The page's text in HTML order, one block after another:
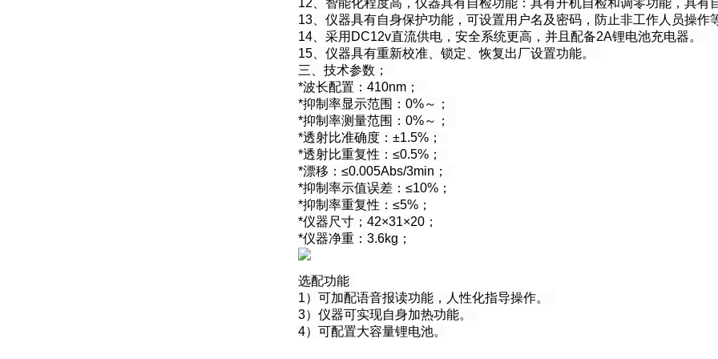
12、智能化程度高，仪器具有自检功能：具有开机自检和调零功能，具有
13、仪器具有自身保护功能，可设置用户名及密码，防止非工作人员操作
14、采用DC12v直流供电，安全系统更高，并且配备2A锂电池充电器。
15、仪器具有重新校准、锁定、恢复出厂设置功能。
三、技术参数；
*波长配置：410nm；
*抑制率显示范围：0%～；
*抑制率测量范围：0%～；
*透射比准确度：±1.5%；
*透射比重复性：≤0.5%；
*漂移：≤0.005Abs/3min；
*抑制率示值误差：≤10% ；
*抑制率重复性：≤5% ；
*仪器尺寸；42×31×20 ；
*仪器净重：3.6kg ；
选配功能
1）可加配语音报读功能，人性化指导操作。
3）仪器可实现自身加热功能。
4）可配置大容量锂电池。